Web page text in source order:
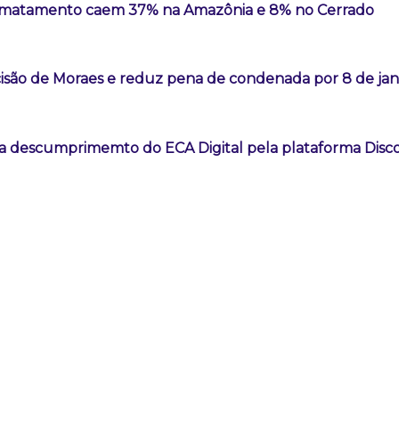
caem 37% na Amazônia e 8% no Cerrado
de Moraes e reduz pena de condenada por 8 de
descumprimemto do ECA Digital pela plataforma